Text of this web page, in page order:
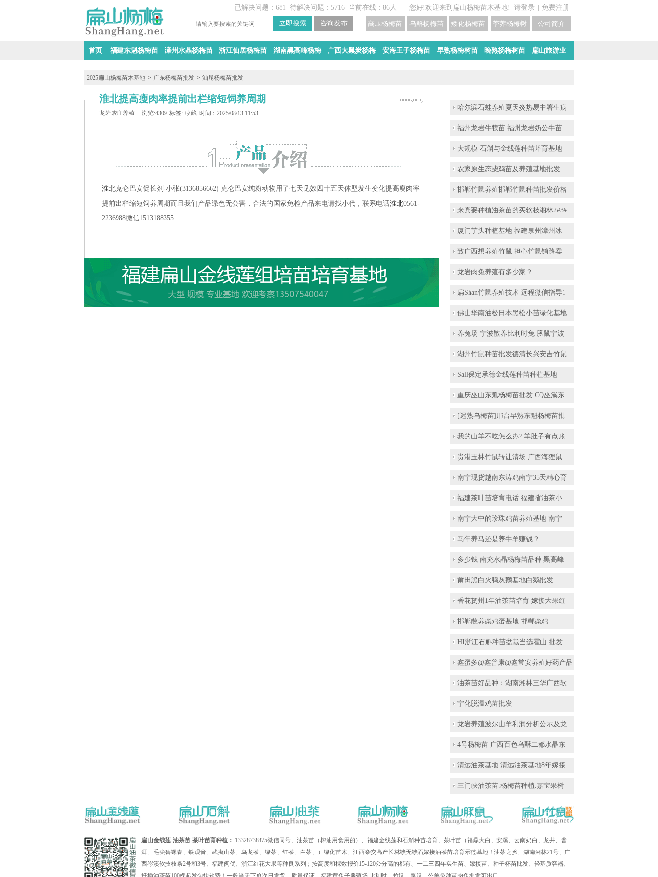
您好!欢迎来到扁山杨梅苗木基地! 请登录 免费注册
已解决问题：681 待解决问题：5716 当前在线：86人
公司简介
荸荠杨梅树苗培育
矮化杨梅苗价格
乌酥杨梅苗培育基地
高压杨梅苗
首页 福建东魁杨梅苗 漳州水晶杨梅苗 浙江仙居杨梅苗 湖南黑高峰杨梅 广西大黑炭杨梅 安海王子杨梅苗 早熟杨梅树苗 晚熟杨梅树苗 扁山旅游业
2025扁山杨梅苗木基地 > 广东杨梅苗批发 > 汕尾杨梅苗批发
淮北提高瘦肉率提前出栏缩短饲养周期
龙岩农庄养殖 浏览:4309 标签: 收藏 时间：2025/08/13 11:53
淮北克仑巴安促长剂-小张(3136856662) 克仑巴安纯粉动物用了七天见效四十五天体型发生变化提高瘦肉率
提前出栏缩短饲养周期而且我们产品绿色无公害，合法的国家免检产品来电请找小代，联系电话淮北0561-
2236988微信1513188355
哈尔滨石蛙养殖夏天炎热易中署生病
福州龙岩牛犊苗 福州龙岩奶公牛苗
大规模 石斛与金线莲种苗培育基地
农家原生态柴鸡苗及养殖基地批发
邯郸竹鼠养殖邯郸竹鼠种苗批发价格
来宾要种植油茶苗的买软枝湘林2#3#
厦门芋头种植基地 福建泉州漳州冰
致广西想养殖竹鼠 担心竹鼠销路卖
龙岩肉兔养殖有多少家？
扁Shan竹鼠养殖技术 远程微信指导1
佛山华南油松日本黑松小苗绿化基地
养兔场 宁波散养比利时兔 豚鼠宁波
湖州竹鼠种苗批发德清长兴安吉竹鼠
Sall保定承德金线莲种苗种植基地
重庆巫山东魁杨梅苗批发 CQ巫溪东
[迟熟乌梅苗]邢台早熟东魁杨梅苗批
我的山羊不吃怎么办? 羊肚子有点账
贵港玉林竹鼠转让清场 广西海狸鼠
南宁现货越南东涛鸡南宁35天精心育
福建茶叶苗培育电话 福建省油茶小
南宁大中的珍珠鸡苗养殖基地 南宁
马年养马还是养牛羊赚钱？
多少钱 南充水晶杨梅苗品种 黑高峰
莆田黑白火鸭灰鹅基地白鹅批发
香花贺州1年油茶苗培育 嫁接大果红
​邯郸散养柴鸡蛋基地 ​邯郸柴鸡
HI浙江石斛种苗盆栽当选霍山 批发
鑫蛋多@鑫普康@鑫常安养殖好药产品
油茶苗好品种：湖南湘林三华广西软
宁化脱温鸡苗批发
龙岩养殖波尔山羊利润分析公示及龙
4号杨梅苗 广西百色乌酥二都水晶东
清远油茶基地 清远油茶基地8年嫁接
三门峡油茶苗.杨梅苗种植.嘉宝果树
扁山金线莲-油茶苗-茶叶苗育种植： 13328738875微信同号、油茶苗（榨油用食用的）、福建金线莲和石斛种苗培育、茶叶苗（福鼎大白、安溪、云南奶白、龙井、普
洱、毛尖碧螺春、铁观音、武夷山茶、乌龙茶、绿茶、红茶、白茶、）绿化苗木、江西杂交高产长林赣无赣石嫁接油茶苗培育示范基地！油茶之乡、湖南湘林21号、广
西岑溪软技枝条2号和3号、福建闽优、浙江红花大果等种良系列；按高度和棵数报价15-120公分高的都有、一二三四年实生苗、嫁接苗、种子杯苗批发、轻基质容器、
扦插油茶苗100棵起发包快递费！一般当天下单次日发货，质量保证。福建黄兔子养殖场,比利时、竹鼠、豚鼠、公羊兔种苗肉兔批发可出口。